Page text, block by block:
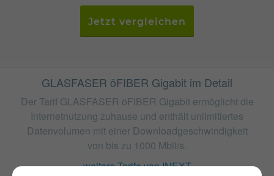
Jetzt vergleichen
GLASFASER öFIBER Gigabit im Detail
Der Tarif GLASFASER öFIBER Gigabit ermöglicht die
Internetnutzung zuhause und enthält unlimitiertes
Datenvolumen mit einer Downloadgeschwindigkeit
von bis zu 1000 Mbit/s.
weitere Tarife von INEXT